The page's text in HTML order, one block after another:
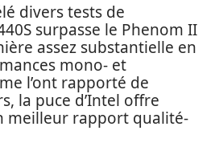
divers tests de
surpasse le Phenom II
assez substantielle en
mono- et
l’ont rapporté de
la puce d’Intel offre
meilleur rapport qualité-